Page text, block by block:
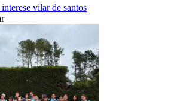
vilar de santos